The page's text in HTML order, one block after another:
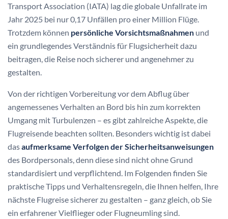
Transport Association (IATA) lag die globale Unfallrate im
Jahr 2025 bei nur 0,17 Unfällen pro einer Million Flüge.
Trotzdem können persönliche Vorsichtsmaßnahmen und
ein grundlegendes Verständnis für Flugsicherheit dazu
beitragen, die Reise noch sicherer und angenehmer zu
gestalten.
Von der richtigen Vorbereitung vor dem Abflug über
angemessenes Verhalten an Bord bis hin zum korrekten
Umgang mit Turbulenzen – es gibt zahlreiche Aspekte, die
Flugreisende beachten sollten. Besonders wichtig ist dabei
dasaufmerksame Verfolgen der Sicherheitsanweisungen
des Bordpersonals, denn diese sind nicht ohne Grund
standardisiert und verpflichtend. Im Folgenden finden Sie
praktische Tipps und Verhaltensregeln, die Ihnen helfen, Ihre
nächste Flugreise sicherer zu gestalten – ganz gleich, ob Sie
ein erfahrener Vielflieger oder Flugneumling sind.